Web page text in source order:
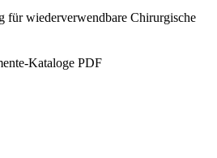
für wiederverwendbare Chirurgische
Kataloge PDF